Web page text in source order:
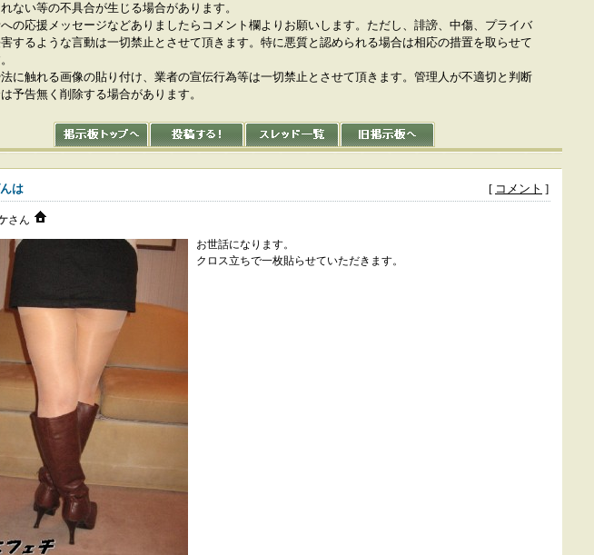
ない等の不具合が生じる場合があります。
への応援メッセージなどありましたらコメント欄よりお願いします。ただし、誹謗、中傷、プライバ
するような言動は一切禁止とさせて頂きます。特に悪質と認められる場合は相応の措置を取らせて
に触れる画像の貼り付け、業者の宣伝行為等は一切禁止とさせて頂きます。管理人が不適切と判断
予告無く削除する場合があります。
は [ コメント ]
さん
お世話になります。
クロス立ちで一枚貼らせていただきます。